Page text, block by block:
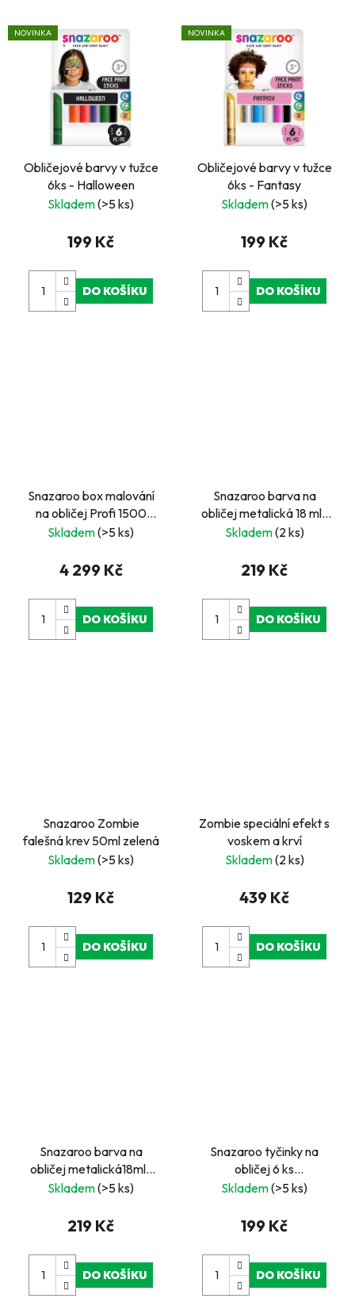
NOVINKA
Obličejové barvy v tužce
6ks - Halloween
Skladem(>5 ks)
199 Kč
DO KOŠÍKU
NOVINKA
Obličejové barvy v tužce
6ks - Fantasy
Skladem(>5 ks)
199 Kč
DO KOŠÍKU
Snazaroo box malování
na obličej Profi 1500
obličejů
Skladem(>5 ks)
4 299 Kč
DO KOŠÍKU
Snazaroo barva na
obličej metalická 18 ml-
stříbrná na blistru
Skladem(2 ks)
219 Kč
DO KOŠÍKU
Snazaroo Zombie
falešná krev 50ml zelená
Skladem(>5 ks)
129 Kč
DO KOŠÍKU
Zombie speciální efekt s
voskem a krví
Skladem(2 ks)
439 Kč
DO KOŠÍKU
Snazaroo barva na
obličej metalická18ml-
zlatá na blistru
Skladem(>5 ks)
219 Kč
DO KOŠÍKU
Snazaroo tyčinky na
obličej 6 ks
Dobrodružství
Skladem(>5 ks)
199 Kč
DO KOŠÍKU